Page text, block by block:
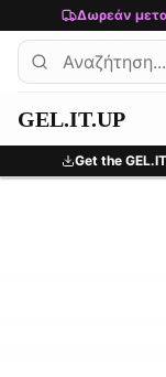
Μετάβαση στο
Δωρεάν
GEL.IT.UP
Get the